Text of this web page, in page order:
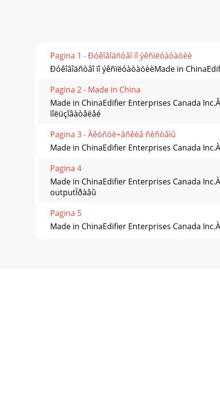
Pagina 1 - Ðóêîâîäñòâî ïî ýêñïëóàòàöèè
Ðóêîâîäñòâî ïî ýêñïëóàòàöèèMade in
Pagina 2 - Made in China
Made in ChinaEdifier Enterprises Canada
ïîëüçîâàòåëåé
Pagina 3 - Àêóñòè÷åñêèå ñèñòåìû
Made in ChinaEdifier Enterprises Canada
Pagina 4
Made in ChinaEdifier Enterprises Canada
outputÏðàâû
Pagina 5
Made in ChinaEdifier Enterprises Canada